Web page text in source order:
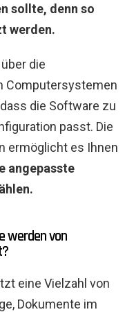
sollte, denn so
werden.
die
Computersystemen
die Software zu
passt. Die
ermöglicht es Ihnen
angepasste
werden von
eine Vielzahl von
Dokumente im